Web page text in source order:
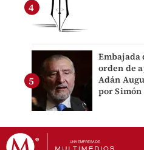
Embajada
orden de
Adán
por Simón